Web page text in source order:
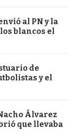
al PN y la
blancos el
de
y el
Álvarez
que llevaba